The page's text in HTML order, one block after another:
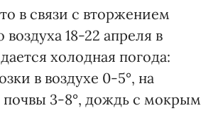
в связи с вторжением
воздуха 18-22 апреля в
холодная погода:
в воздухе 0-5°, на
почвы 3-8°, дождь с мокрым